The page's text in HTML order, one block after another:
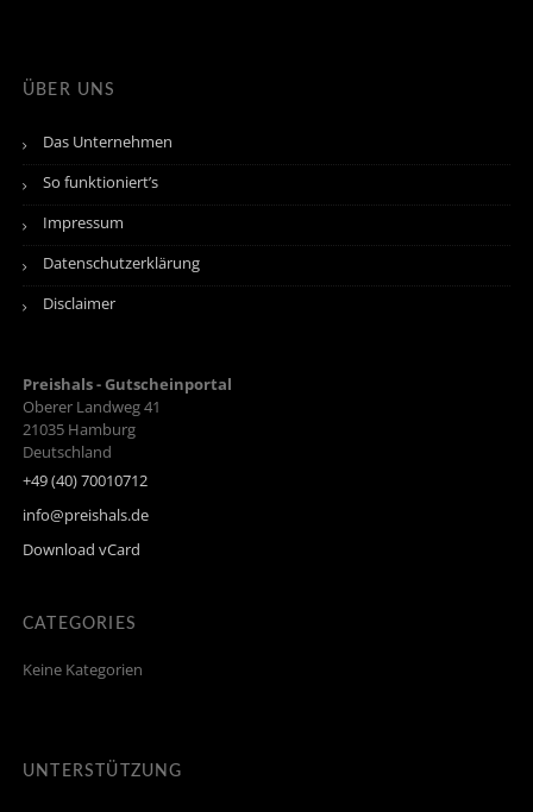
ÜBER UNS
Das Unternehmen
So funktioniert’s
Impressum
Datenschutzerklärung
Disclaimer
Preishals - Gutscheinportal
Oberer Landweg 41
21035 Hamburg
Deutschland
+49 (40) 70010712
info@preishals.de
Download vCard
CATEGORIES
Keine Kategorien
UNTERSTÜTZUNG